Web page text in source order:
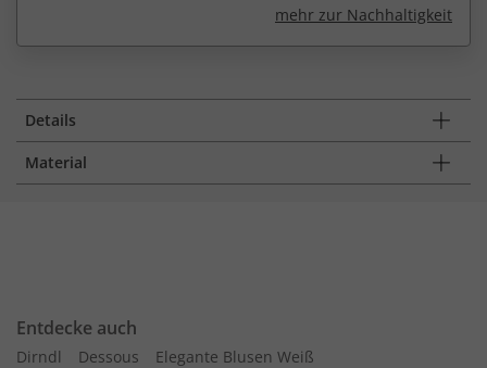
mehr zur Nachhaltigkeit
Details
Material
Entdecke auch
Dirndl Dessous
Elegante Blusen Weiß